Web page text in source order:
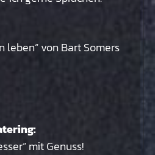
leben“ von Bart Somers
mit Genuss!